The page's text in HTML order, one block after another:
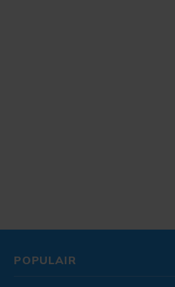
POPULAIR